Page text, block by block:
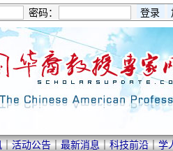
密码：
｜活动公告｜最新消息｜科技前沿｜学